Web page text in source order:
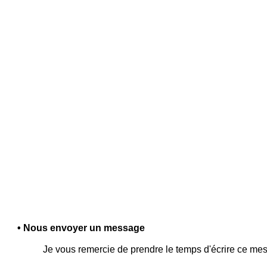
• Nous envoyer un message
Je vous remercie de prendre le temps d'écrire ce